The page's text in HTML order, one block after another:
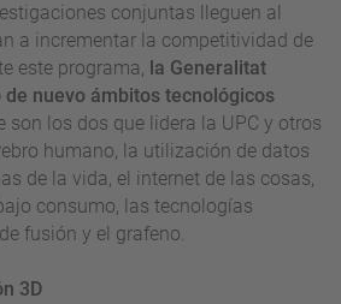
conjuntas lleguen al
a incrementar la competitividad de
este programa, la Generalitat
nuevo ámbitos tecnológicos
son los dos que lidera la UPC y otros
humano, la utilización de datos
de la vida, el internet de las cosas,
consumo, las tecnologías
fusión y el grafeno.
3D